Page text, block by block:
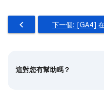
下一個: [GA4]
這對您有幫助嗎？